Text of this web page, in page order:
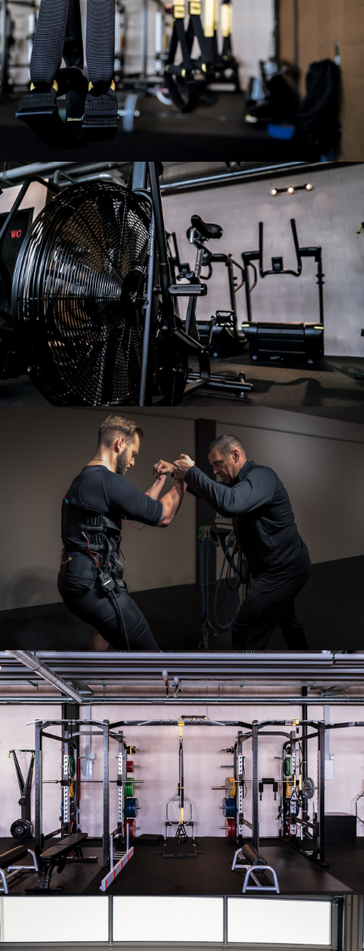
Notre salle
Notre salle
Notre salle